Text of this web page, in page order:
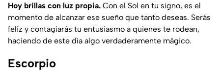
Hoy brillas con luz propia. Con el Sol en tu signo, es el
momento de alcanzar ese sueño que tanto deseas. Serás
feliz y contagiarás tu entusiasmo a quienes te rodean,
haciendo de este día algo verdaderamente mágico.
Escorpio